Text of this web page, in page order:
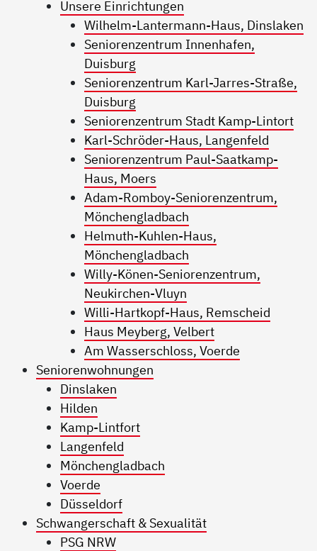
Unsere Einrichtungen
Wilhelm-Lantermann-Haus, Dinslaken
Seniorenzentrum Innenhafen,
Duisburg
Seniorenzentrum Karl-Jarres-Straße,
Duisburg
Seniorenzentrum Stadt Kamp-Lintort
Karl-Schröder-Haus, Langenfeld
Seniorenzentrum Paul-Saatkamp-
Haus, Moers
Adam-Romboy-Seniorenzentrum,
Mönchengladbach
Helmuth-Kuhlen-Haus,
Mönchengladbach
Willy-Könen-Seniorenzentrum,
Neukirchen-Vluyn
Willi-Hartkopf-Haus, Remscheid
Haus Meyberg, Velbert
Am Wasserschloss, Voerde
Seniorenwohnungen
Dinslaken
Hilden
Kamp-Lintfort
Langenfeld
Mönchengladbach
Voerde
Düsseldorf
Schwangerschaft & Sexualität
PSG NRW